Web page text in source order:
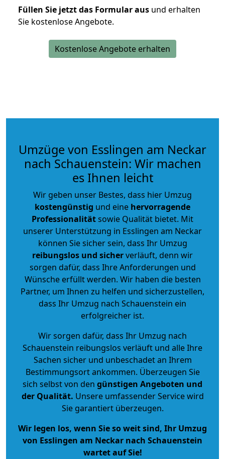
Füllen Sie jetzt das Formular aus und erhalten
Sie kostenlose Angebote.
Kostenlose Angebote erhalten
Umzüge von Esslingen am Neckar
nach Schauenstein: Wir machen
es Ihnen leicht
Wir geben unser Bestes, dass hier Umzug
kostengünstig und eine hervorragende
Professionalitätsowie Qualität bietet. Mit
unserer Unterstützung in Esslingen am Neckar
können Sie sicher sein, dass Ihr Umzug
reibungslos und sicherverläuft, denn wir
sorgen dafür, dass Ihre Anforderungen und
Wünsche erfüllt werden. Wir haben die besten
Partner, um Ihnen zu helfen und sicherzustellen,
dass Ihr Umzug nach Schauenstein ein
erfolgreicher ist.
Wir sorgen dafür, dass Ihr Umzug nach
Schauenstein reibungslos verläuft und alle Ihre
Sachen sicher und unbeschadet an Ihrem
Bestimmungsort ankommen. Überzeugen Sie
sich selbst von den günstigen Angeboten und
der Qualität. Unsere umfassender Service wird
Sie garantiert überzeugen.
Wir legen los, wenn Sie so weit sind, Ihr Umzug
von Esslingen am Neckar nach Schauenstein
wartet auf Sie!